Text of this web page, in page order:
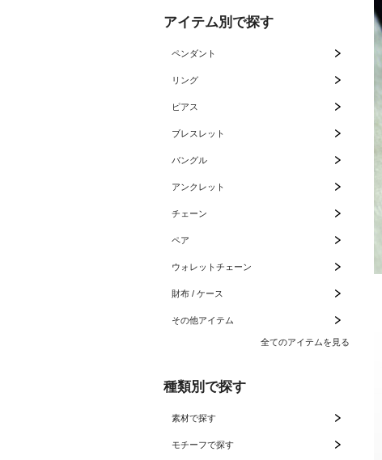
アイテム別で探す
ペンダント
リング
ピアス
ブレスレット
バングル
アンクレット
チェーン
ペア
ウォレットチェーン
財布 / ケース
その他アイテム
全てのアイテムを見る
種類別で探す
素材で探す
モチーフで探す